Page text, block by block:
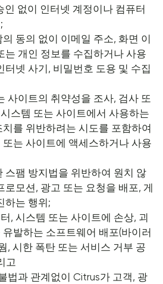
인 없이 인터넷 계정이나 컴퓨터
의 동의 없이 이메일 주소, 화면 이
는 개인 정보를 수집하거나 사용
터넷 사기, 비밀번호 도용 및 수집
사이트의 취약성을 조사, 검사 또
스템 또는 사이트에서 사용하는
를 위반하려는 시도를 포함하여
는 사이트에 액세스하거나 사용
스팸 방지법을 위반하여 원치 않
로모션, 광고 또는 요청을 배포, 게
하는 행위;
, 시스템 또는 사이트에 손상, 괴
발하는 소프트웨어 배포(바이러
, 시한 폭탄 또는 서비스 거부 공
고
법과 관계없이 Citrus가 고객, 광